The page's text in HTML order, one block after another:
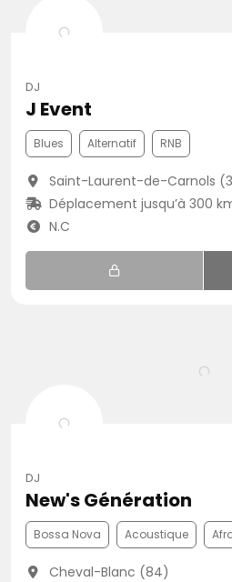
DJ
J Event
Blues Alternatif RNB
Saint-Laurent-de-Carnols
Déplacement jusqu’à 300
N.C
DJ
New's Génération
Bossa Nova Acoustique
Cheval-Blanc (84)